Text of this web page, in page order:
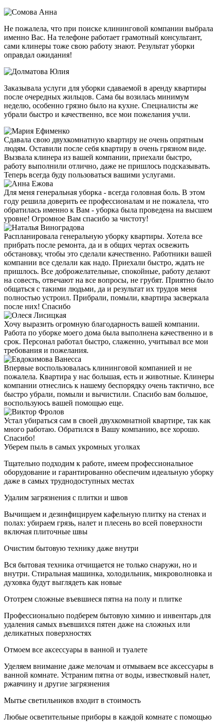
Не пожалела, что при поиске клининговой компании выбрала
именно Вас. На телефоне работает грамотный консультант,
сами клинеры тоже свою работу знают. Результат уборки
оправдал ожидания!
Заказывала услуги для уборки сдаваемой в аренду квартиры
после очередных жильцов. Сама бы возилась минимум
неделю, особенно грязно было на кухне. Специалисты же
убрали быстро и качественно, все мои пожелания учли.
Сдавала свою двухкомнатную квартиру не очень опрятным
людям. Оставили после себя квартиру в очень грязном виде.
Вызвала клинера из вашей компании, приехали быстро,
работу выполнили отлично, даже не пришлось подсказывать.
Теперь всегда буду пользоваться вашими услугами.
Для меня генеральная уборка - всегда головная боль. В этом
году решила доверить ее профессионалам и не пожалела, что
обратилась именно к Вам - уборка была проведена на высшем
уровне! Огромное Вам спасибо за чистоту!
Распланировала генеральную уборку квартиры. Хотела все
прибрать после ремонта, да и в общих чертах освежить
обстановку, чтобы это сделали качественно. Работники вашей
компании все сделали как надо. Приехали быстро, ждать не
пришлось. Все доброжелательные, спокойные, работу делают
на совесть, отвечают на все вопросы, не грубят. Приятно было
общаться с такими людьми, да и результат их трудов меня
полностью устроил. Прибрали, помыли, квартира засверкала
после них! Спасибо
Хочу выразить огромную благодарность вашей компании.
Работа по уборке моего дома была выполнена качественно и в
срок. Персонал работал быстро, слаженно, учитывал все мои
требования и пожелания.
Впервые воспользовалась клининговой компанией и не
пожалела. Квартира у нас большая, есть и животные. Клинеры
компании отнеслись к нашему беспорядку очень тактично, все
быстро убрали, помыли и вычистили. Спасибо вам большое,
воспользуюсь вашей помощью еще.
Устал убираться сам в своей двухкомнатной квартире, так как
много работаю. Обратился в Вашу компанию, все хорошо.
Спасибо!
Уберем пыль в самых укромных уголках
Тщательно подходим к работе, имеем профессиональное
оборудование и гарантированно обеспечим идеальную уборку
даже в самых труднодоступных местах
Удалим загрязнения с плитки и швов
Вычищаем и дезинфицируем кафельную плитку на стенах и
полах: убираем грязь, налет и плесень во всей поверхности
включая плиточные швы
Очистим бытовую технику даже внутри
Вся бытовая техника отчищается не только снаружи, но и
внутри. Стиральная машинка, холодильник, микроволновка и
духовка будут выглядеть как новые
Ототрем сложные въевшиеся пятна на полу и плитке
Профессионально подберем бытовую химию и инвентарь для
удаления самых въевшихся пятен даже на сложных или
деликатных поверхностях
Отмоем все аксессуары в ванной и туалете
Уделяем внимание даже мелочам и отмываем все аксессуары в
ванной комнате. Устраним пятна от воды, известковый налет,
ржавчину и другие загрязнения
Мытье светильников входит в стоимость
Любые осветительные приборы в каждой комнате с помощью